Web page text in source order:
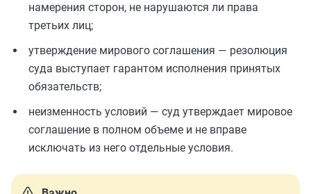
намерения сторон, не нарушаются ли права
третьих лиц;
утверждение мирового соглашения — резолюция
суда выступает гарантом исполнения принятых
обязательств;
неизменность условий — суд утверждает мировое
соглашение в полном объеме и не вправе
исключать из него отдельные условия.